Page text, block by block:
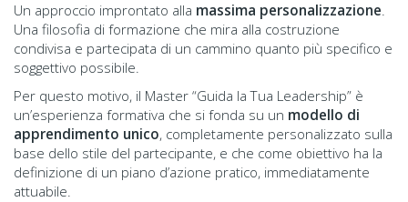
Un approccio improntato alla massima personalizzazione.
Una filosofia di formazione che mira alla costruzione
condivisa e partecipata di un cammino quanto più specifico e
soggettivo possibile.
Per questo motivo, il Master “Guida la Tua Leadership” è
un’esperienza formativa che si fonda su un modello di
apprendimento unico, completamente personalizzato sulla
base dello stile del partecipante, e che come obiettivo ha la
definizione di un piano d’azione pratico, immediatamente
attuabile.